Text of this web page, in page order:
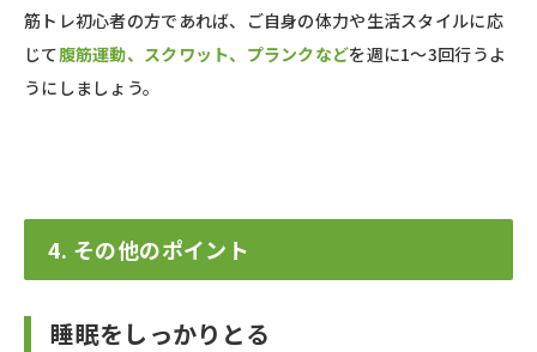
筋トレ初心者の方であれば、ご自身の体力や生活スタイルに応
じて腹筋運動、スクワット、プランクなどを週に1～3回行うよ
うにしましょう。
4. その他のポイント
睡眠をしっかりとる